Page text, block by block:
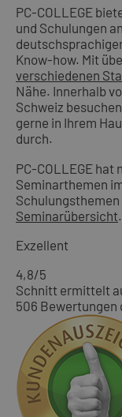
PC-COLLEGE
und Schulungen
Know-how. Mit
verschiedenen
Nähe. Innerhalb
Schweiz
gerne in Ihrem
durch.
PC-COLLEGE hat
Seminarthemen
Seminarübersicht.
Exzellent
4,8/5
Schnitt ermittelt
506 Bewertungen